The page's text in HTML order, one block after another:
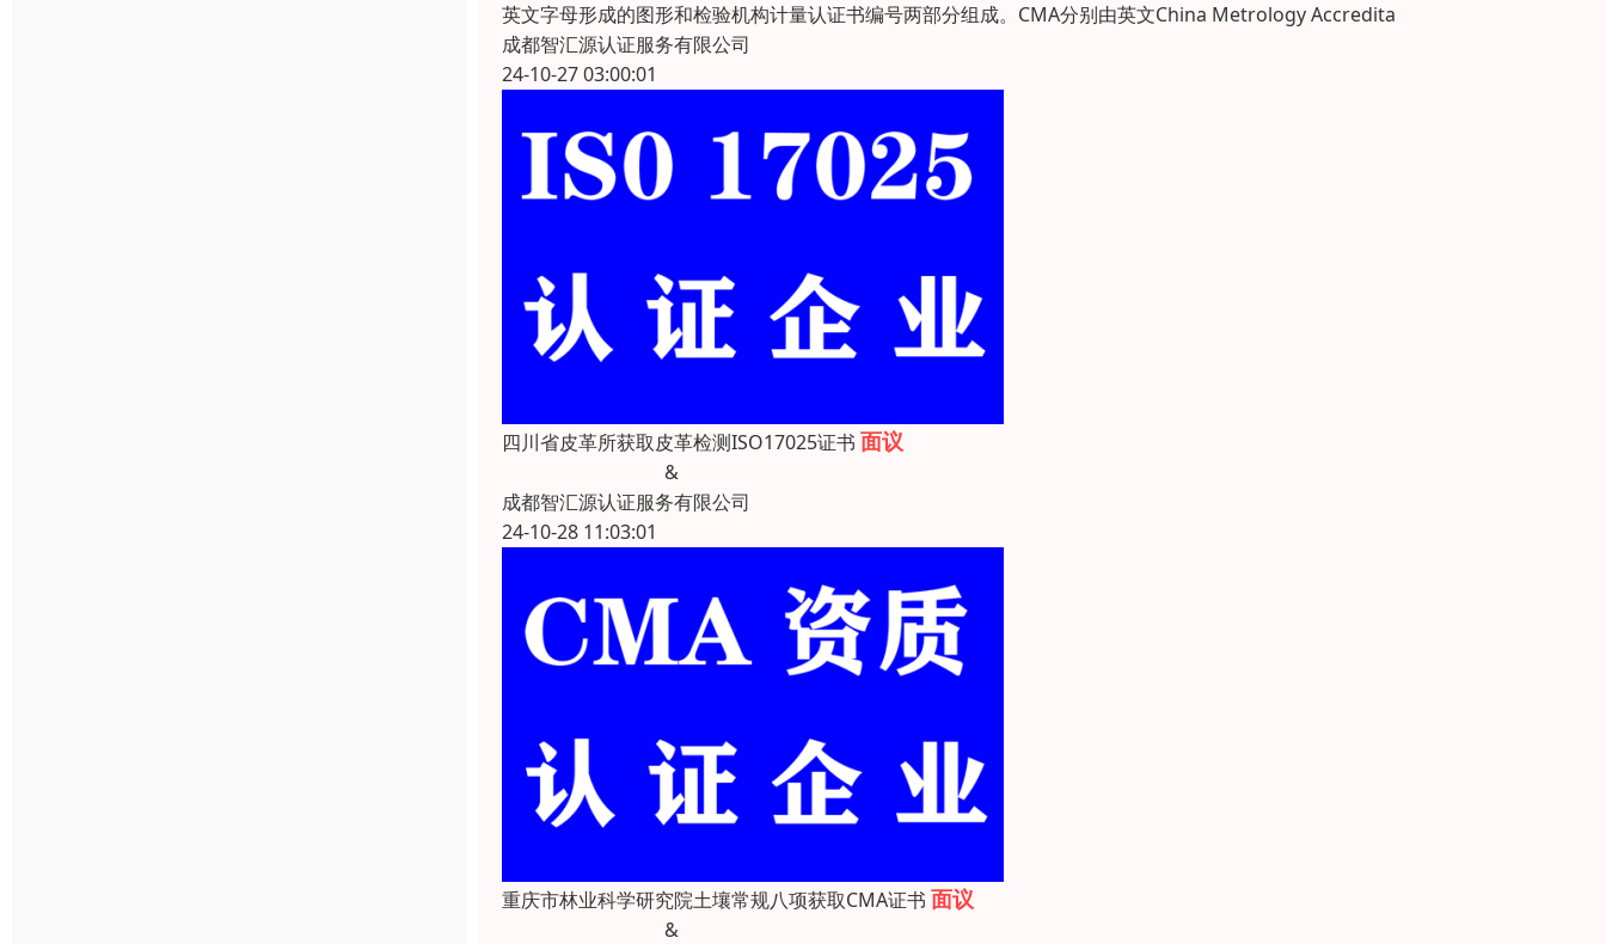
英文字母形成的图形和检验机构计量认证书编号两部分组成。CMA分别由英文China Metrology Accredita
成都智汇源认证服务有限公司
24-10-27 03:00:01
四川省皮革所获取皮革检测ISO17025证书 面议
&
成都智汇源认证服务有限公司
24-10-28 11:03:01
重庆市林业科学研究院土壤常规八项获取CMA证书 面议
&